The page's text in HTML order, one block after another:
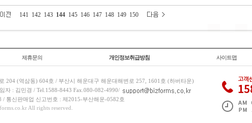
141 142 143 144 145 146 147 148 149 150
제휴문의 개인정보취급방침 사이트맵
204 (역삼동) 604호 / 부산시 해운대구 해운대해변로 257, 1601호 (하버타운)
자 : 김민경 / Tel.1588-8443 Fax.080-082-4990/
/ 통신판매업 신고번호 : 제2015-부산해운-0582호
All rights reserved.